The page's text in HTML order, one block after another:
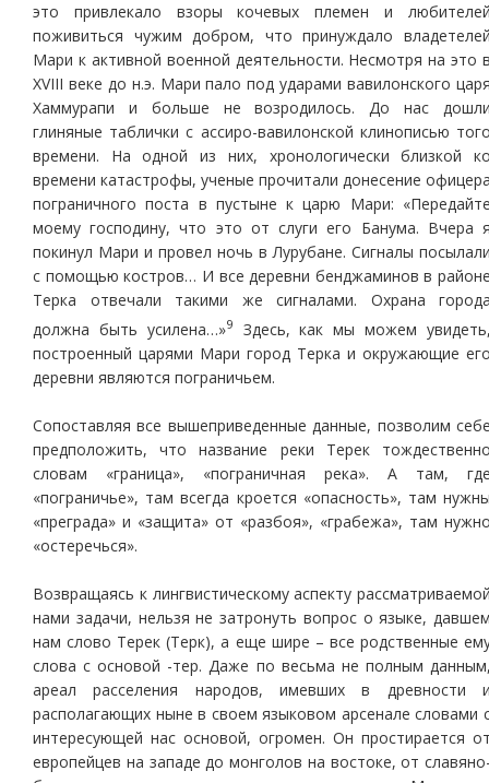
это привлекало взоры кочевых племен и
поживиться чужим добром, что принуждало
Мари к активной военной деятельности. Несмотря на это
XVIII веке до н.э. Мари пало под ударами вавилонского
Хаммурапи и больше не возродилось. До нас
глиняные таблички с ассиро-вавилонской клинописью
времени. На одной из них, хронологически близкой
времени катастрофы, ученые прочитали донесение
пограничного поста в пустыне к царю Мари:
моему господину, что это от слуги его Банума. Вчера
покинул Мари и провел ночь в Лурубане. Сигналы
с помощью костров… И все деревни бенджаминов в
Терка отвечали такими же сигналами. Охрана
должна быть усилена…»9
Здесь, как мы можем
построенный царями Мари город Терка и окружающие
деревни являются пограничьем.
Сопоставляя все вышеприведенные данные, позволим
предположить, что название реки Терек
словам «граница», «пограничная река». А там,
«пограничье», там всегда кроется «опасность», там
«преграда» и «защита» от «разбоя», «грабежа», там
«остеречься».
Возвращаясь к лингвистическому аспекту
нами задачи, нельзя не затронуть вопрос о языке,
нам слово Терек (Терк), а еще шире – все родственные
слова с основой -тер. Даже по весьма не полным
ареал расселения народов, имевших в древности
располагающих ныне в своем языковом арсенале словами
интересующей нас основой, огромен. Он простирается
европейцев на западе до монголов на востоке, от